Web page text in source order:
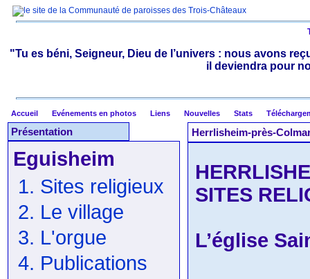
"Tu es béni, Seigneur, Dieu de l’univers : nous avons
il deviendra pour
Accueil Evénements en photos Liens Nouvelles Stats
Présentation
Eguisheim
1. Sites religieux
2. Le village
3. L'orgue
4. Publications
Herrlisheim-près-
SITES
L’église